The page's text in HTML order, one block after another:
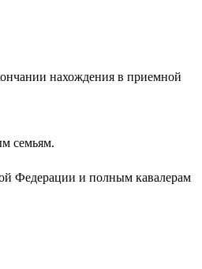
нахождения в приемной
семьям.
Федерации и полным кавалерам